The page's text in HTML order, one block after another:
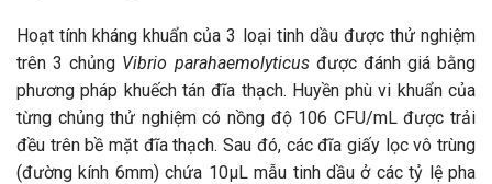
Hoạt tính kháng khuẩn của 3 loại tinh dầu được thử nghiệm
trên 3 chủng Vibrio parahaemolyticus được đánh giá bằng
phương pháp khuếch tán đĩa thạch. Huyền phù vi khuẩn của
từng chủng thử nghiệm có nồng độ 106 CFU/mL được trải
đều trên bề mặt đĩa thạch. Sau đó, các đĩa giấy lọc vô trùng
(đường kính 6mm) chứa 10µL mẫu tinh dầu ở các tỷ lệ pha